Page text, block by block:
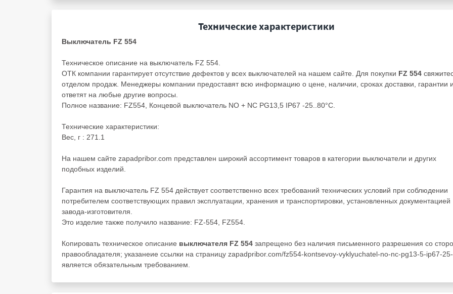
Технические характеристики
Выключатель FZ 554
Техническое описание на выключатель FZ 554.
ОТК компании гарантирует отсутствие дефектов у всех выключателей на нашем сайте. Для покупки FZ 554
отделом продаж. Менеджеры компании предоставят всю информацию о цене, наличии, сроках доставки, гарантии
ответят на любые другие вопросы.
Полное название: FZ554, Концевой выключатель NO + NC PG13,5 IP67 -25..80°C.
Технические характеристики:
Вес, г : 271.1
На нашем сайте zapadpribor.com представлен широкий ассортимент товаров в категории выключатели и других
подобных изделий.
Гарантия на выключатель FZ 554 действует соответственно всех требований технических условий при соблюдении
потребителем соответствующих правил эксплуатации, хранения и транспортировки, установленных документацией
завода-изготовителя.
Это изделие также получило название: FZ-554, FZ554.
Копировать техническое описание выключателя FZ 554 запрещено без наличия письменного разрешения со
правообладателя; указанеие ссылки на страницу zapadpribor.com/fz554-kontsevoy-vyklyuchatel-no-nc-pg13-5-ip67-
является обязательным требованием.